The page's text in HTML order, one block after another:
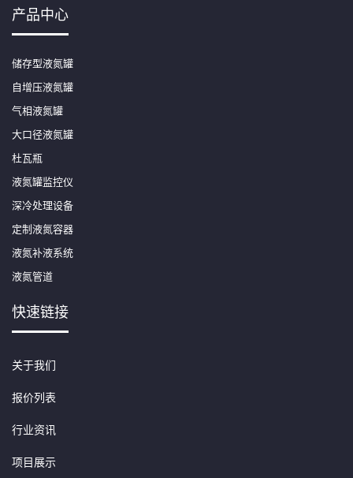
产品中心
储存型液氮罐
自增压液氮罐
气相液氮罐
大口径液氮罐
杜瓦瓶
液氮罐监控仪
深冷处理设备
定制液氮容器
液氮补液系统
液氮管道
快速链接
关于我们
报价列表
行业资讯
项目展示